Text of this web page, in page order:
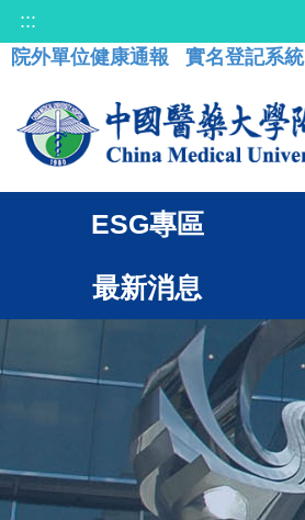
:::
院外單位健康通報
實名登記系統
ESG專區
最新消息